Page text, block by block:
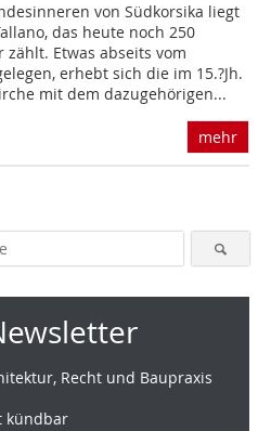
von Südkorsika liegt
das heute noch 250
zählt. Etwas abseits vom
erhebt sich die im 15.?Jh.
mit dem dazugehörigen...
mehr
Recht und Baupraxis
kündbar